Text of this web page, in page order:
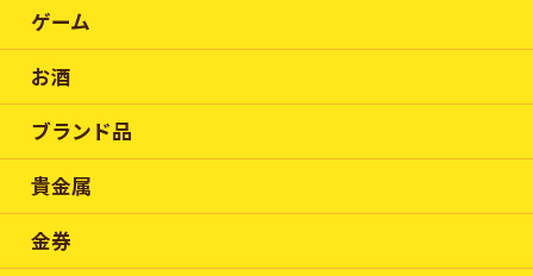
ゲーム
お酒
ブランド品
貴金属
金券